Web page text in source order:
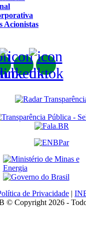
Acionistas
de Privacidade |
© Copyright 2026 -